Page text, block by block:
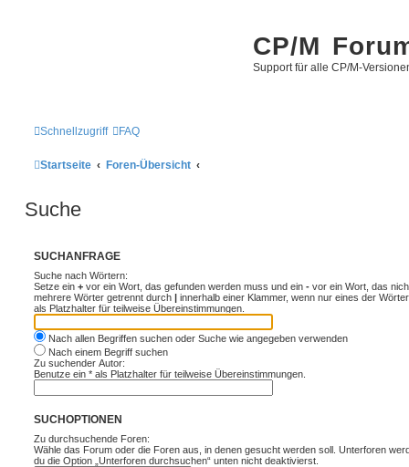
CP/M
Support für alle CP/M-
Schnellzugriff FAQ
Startseite Foren-Übersicht
Suche
SUCHANFRAGE
Suche nach Wörtern:
Setze ein + vor ein Wort, das gefunden werden muss und ein - vor ein Wort, das
mehrere Wörter getrennt durch | innerhalb einer Klammer, wenn nur eines der
als Platzhalter für teilweise Übereinstimmungen.
Nach allen Begriffen suchen oder Suche wie angegeben verwenden
Nach einem Begriff suchen
Zu suchender Autor:
Benutze ein * als Platzhalter für teilweise Übereinstimmungen.
SUCHOPTIONEN
Zu durchsuchende Foren:
Wähle das Forum oder die Foren aus, in denen gesucht werden soll. Unterforen
du die Option „Unterforen durchsuchen“ unten nicht deaktivierst.